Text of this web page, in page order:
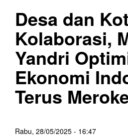
Desa dan
Kolaborasi,
Yandri
Ekonomi
Terus
Rabu, 28/05/2025 - 16:47